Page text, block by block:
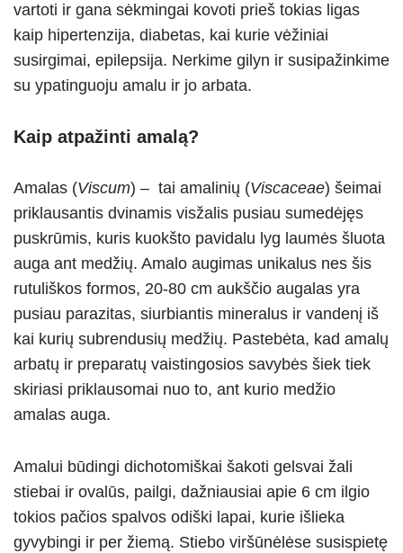
vartoti ir gana sėkmingai kovoti prieš tokias ligas
kaip hipertenzija, diabetas, kai kurie vėžiniai
susirgimai, epilepsija. Nerkime gilyn ir susipažinkime
su ypatinguoju amalu ir jo arbata.
Kaip atpažinti amalą?
Amalas (Viscum) – tai amalinių (Viscaceae) šeimai
priklausantis dvinamis visžalis pusiau sumedėjęs
puskrūmis, kuris kuokšto pavidalu lyg laumės šluota
auga ant medžių. Amalo augimas unikalus nes šis
rutuliškos formos, 20-80 cm aukščio augalas yra
pusiau parazitas, siurbiantis mineralus ir vandenį iš
kai kurių subrendusių medžių. Pastebėta, kad amalų
arbatų ir preparatų vaistingosios savybės šiek tiek
skiriasi priklausomai nuo to, ant kurio medžio
amalas auga.
Amalui būdingi dichotomiškai šakoti gelsvai žali
stiebai ir ovalūs, pailgi, dažniausiai apie 6 cm ilgio
tokios pačios spalvos odiški lapai, kurie išlieka
gyvybingi ir per žiemą. Stiebo viršūnėlėse susispietę